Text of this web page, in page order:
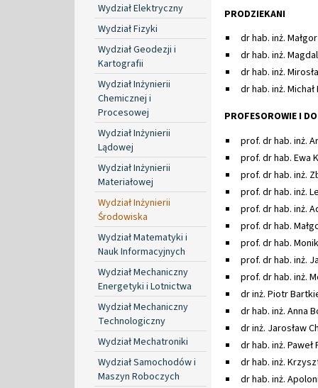
Wydział Elektryczny
Wydział Fizyki
Wydział Geodezji i
Kartografii
Wydział Inżynierii
Chemicznej i
Procesowej
Wydział Inżynierii
Lądowej
Wydział Inżynierii
Materiałowej
Wydział Inżynierii
Środowiska
Wydział Matematyki i
Nauk Informacyjnych
Wydział Mechaniczny
Energetyki i Lotnictwa
Wydział Mechaniczny
Technologiczny
Wydział Mechatroniki
Wydział Samochodów i
Maszyn Roboczych
PRODZIEKANI
dr hab. inż.
dr hab. inż.
dr hab. inż.
dr hab. inż.
PROFESOROWIE I
prof. dr hab. inż.
prof. dr hab. Ewa
prof. dr hab. inż.
prof. dr hab. inż.
prof. dr hab. inż.
prof. dr hab.
prof. dr hab.
prof. dr hab. inż.
prof. dr hab. inż.
dr inż. Piotr
dr hab. inż. Anna
dr inż. Jarosław
dr hab. inż.
dr hab. inż.
dr hab. inż.